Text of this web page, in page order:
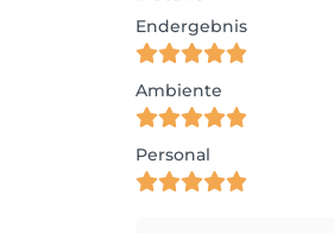
Endergebnis
Ambiente
Personal